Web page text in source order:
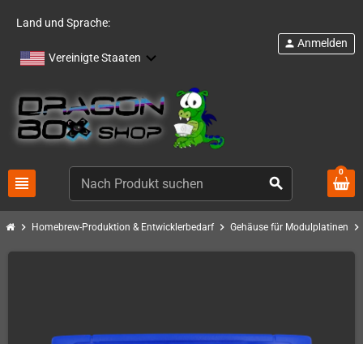
Land und Sprache:
Vereinigte Staaten
view_headline search
person Anmelden
0
chevron_right Homebrew-Produktion & Entwicklerbedarf chevron_right Gehäuse für Modulplatinen chevron_right